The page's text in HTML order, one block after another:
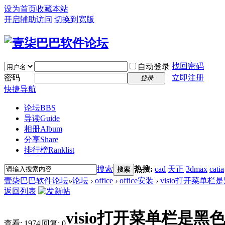
设为首页收藏本站
开启辅助访问 切换到宽版
自动登录 找回密码
密码
登录
立即注册
快捷导航
论坛BBS
导读Guide
相册Album
分享Share
排行榜Ranklist
搜索 搜索 热搜: cad 天正 3dmax catia
壹柒巴巴软件论坛»论坛 › office › office安装 › visio打开菜单栏
返回列表
查看: 1974|回复: 0visio打开菜单栏是黑色